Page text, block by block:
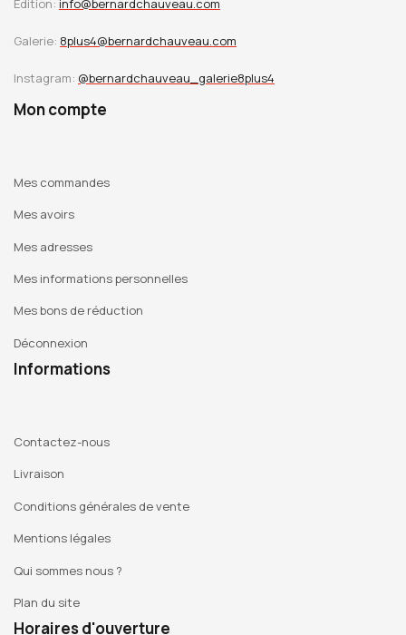
Édition: info@bernardchauveau.com
Galerie: 8plus4@bernardchauveau.com
Instagram: @bernardchauveau_galerie8plus4
Mon compte
Mes commandes
Mes avoirs
Mes adresses
Mes informations personnelles
Mes bons de réduction
Déconnexion
Informations
Contactez-nous
Livraison
Conditions générales de vente
Mentions légales
Qui sommes nous ?
Plan du site
Horaires d'ouverture